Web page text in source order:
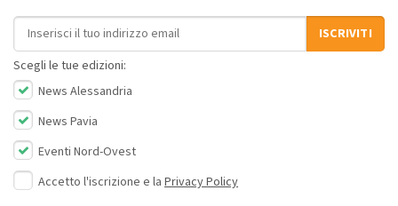
Indirizzo email
ISCRIVITI
Scegli le tue edizioni:
News Alessandria
News Pavia
Eventi Nord-Ovest
Accetto l'iscrizione e la Privacy Policy